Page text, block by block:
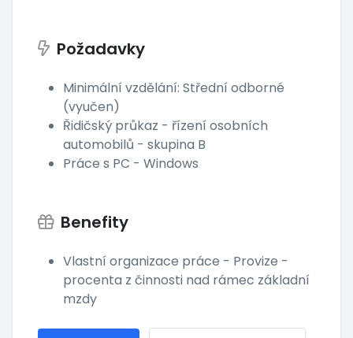
Požadavky
Minimální vzdělání: Střední odborné
(vyučen)
Řidičský průkaz - řízení osobních
automobilů - skupina B
Práce s PC - Windows
Benefity
Vlastní organizace práce - Provize -
procenta z činnosti nad rámec základní
mzdy